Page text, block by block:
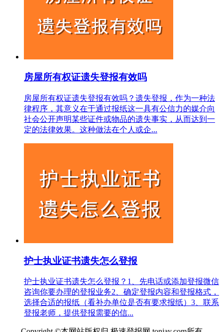
房屋所有权证遗失登报有效吗
房屋所有权证遗失登报有效吗？遗失登报，作为一种法
律程序，其意义在于通过报纸这一具有公信力的媒介向
社会公开声明某些证件或物品的遗失事实，从而达到一
定的法律效果。这种做法在个人或企...
护士执业证书遗失怎么登报
护士执业证书遗失怎么登报？1、先电话或添加登报微信
咨询你要办理的登报业务2、确定登报内容和登报格式，
选择合适的报纸（看补办单位是否有要求报纸）3、联系
登报老师，提供登报需要的信...